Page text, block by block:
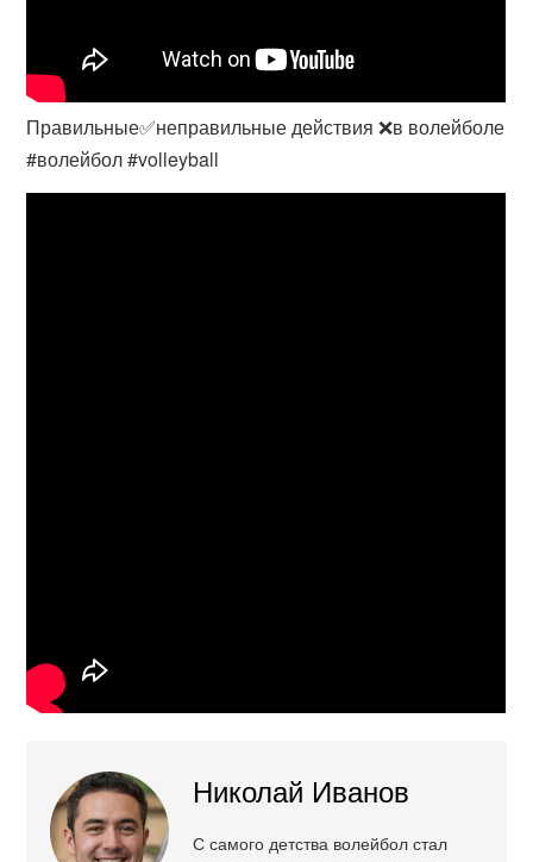
Правильные✅неправильные действия ❌в волейболе
#волейбол #volleyball
Николай Иванов
С самого детства волейбол стал